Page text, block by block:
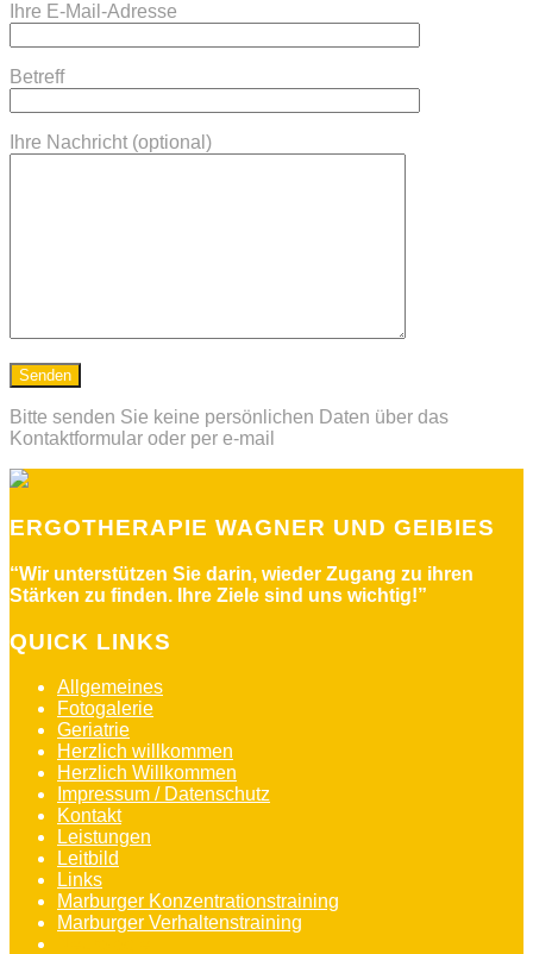
Ihre E-Mail-Adresse
Betreff
Ihre Nachricht (optional)
Bitte senden Sie keine persönlichen Daten über das
Kontaktformular oder per e-mail
ERGOTHERAPIE WAGNER UND GEIBIES
“Wir unterstützen Sie darin, wieder Zugang zu ihren
Stärken zu finden. Ihre Ziele sind uns wichtig!”
QUICK LINKS
Allgemeines
Fotogalerie
Geriatrie
Herzlich willkommen
Herzlich Willkommen
Impressum / Datenschutz
Kontakt
Leistungen
Leitbild
Links
Marburger Konzentrationstraining
Marburger Verhaltenstraining